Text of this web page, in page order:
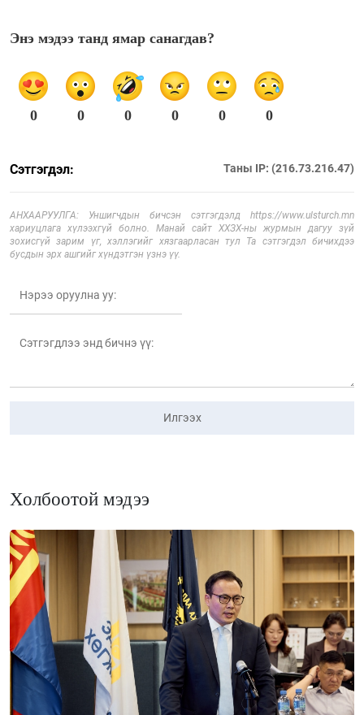
Энэ мэдээ танд ямар санагдав?
0 0 0 0 0 0
Сэтгэгдэл: Таны IP: (216.73.216.47)
АНХААРУУЛГА: Уншигчдын бичсэн сэтгэгдэлд https://www.ulsturch.mn
хариуцлага хүлээхгүй болно. Манай сайт ХХЗХ-ны журмын дагуу зүй
зохисгүй зарим үг, хэллэгийг хязгаарласан тул Та сэтгэгдэл бичихдээ
бусдын эрх ашгийг хүндэтгэн үзнэ үү.
Илгээх
Холбоотой мэдээ